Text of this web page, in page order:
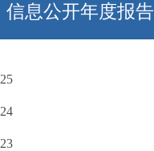
信息公开年度报告